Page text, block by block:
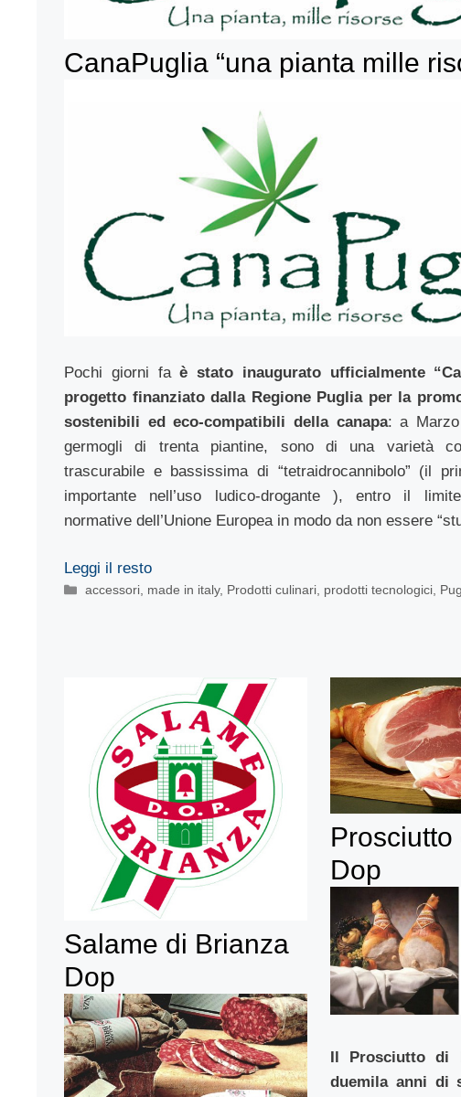
CanaPuglia “una pianta mille
Pochi giorni faè stato inaugurato ufficialmente
progetto finanziato dalla Regione Puglia per la
sostenibili ed eco-compatibili della canapa: a
germogli di trenta piantine, sono di una varietà
trascurabile e bassissima di “tetraidrocannibolo” (il
importante nell’uso ludico-drogante ), entro il
normative dell’Unione Europea in modo da non essere
Leggi il resto
Categorie
accessori, made in italy, Prodotti culinari, prodotti tecnologici,
Salame di Brianza
Dop
Dop
Il Prosciutto di
duemila anni di